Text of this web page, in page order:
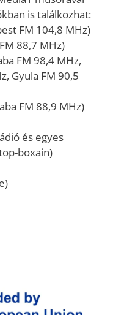
is találkozhat:
FM 104,8 MHz)
88,7 MHz)
FM 98,4 MHz,
Gyula FM 90,5
FM 88,9 MHz)
és egyes
boxain)